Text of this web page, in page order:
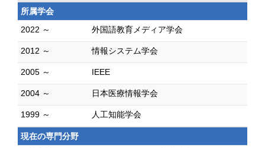
所属学会
2022 ～
外国語教育メディア学会
2012 ～ 情報システム学会
2005 ～ IEEE
2004 ～ 日本医療情報学会
1999 ～ 人工知能学会
現在の専門分野